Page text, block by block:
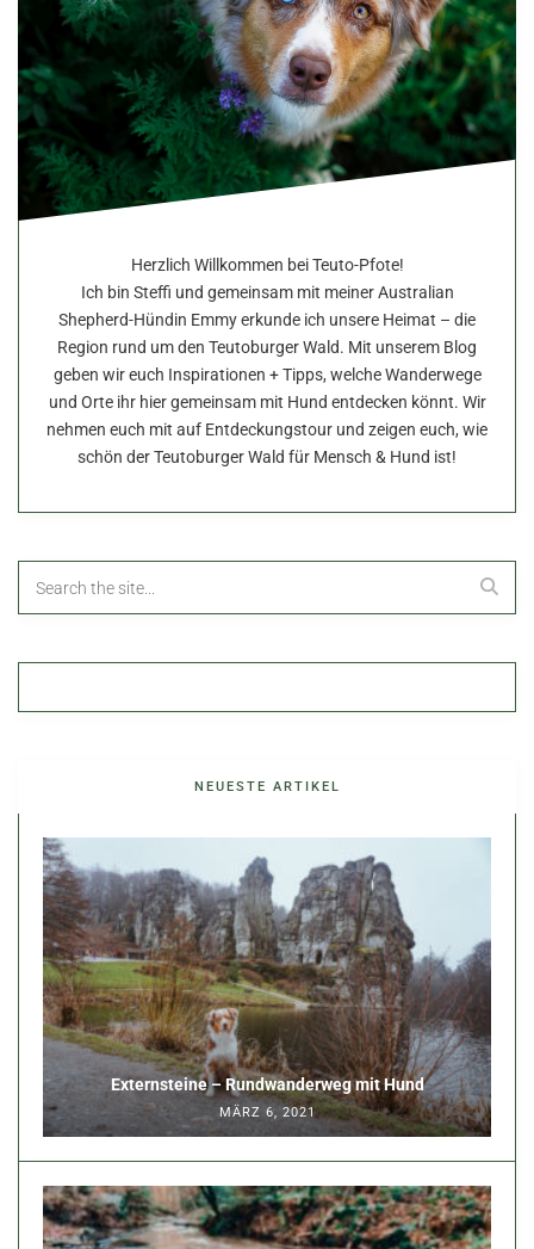
Herzlich Willkommen bei Teuto-Pfote!
Ich bin Steffi und gemeinsam mit meiner Australian
Shepherd-Hündin Emmy erkunde ich unsere Heimat – die
Region rund um den Teutoburger Wald. Mit unserem Blog
geben wir euch Inspirationen + Tipps, welche Wanderwege
und Orte ihr hier gemeinsam mit Hund entdecken könnt. Wir
nehmen euch mit auf Entdeckungstour und zeigen euch, wie
schön der Teutoburger Wald für Mensch & Hund ist!
NEUESTE ARTIKEL
Externsteine – Rundwanderweg mit Hund
MÄRZ 6, 2021